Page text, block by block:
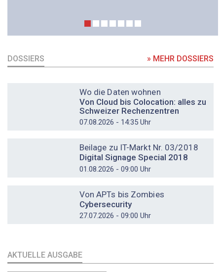
DOSSIERS » MEHR DOSSIERS
Wo die Daten wohnen
Von Cloud bis Colocation: alles zu
Schweizer Rechenzentren
07.08.2026 - 14:35 Uhr
Beilage zu IT-Markt Nr. 03/2018
Digital Signage Special 2018
01.08.2026 - 09:00 Uhr
Von APTs bis Zombies
Cybersecurity
27.07.2026 - 09:00 Uhr
AKTUELLE AUSGABE